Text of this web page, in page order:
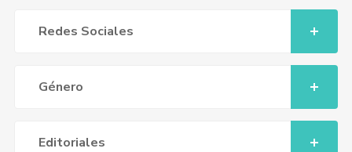
Redes Sociales
Género
Editoriales